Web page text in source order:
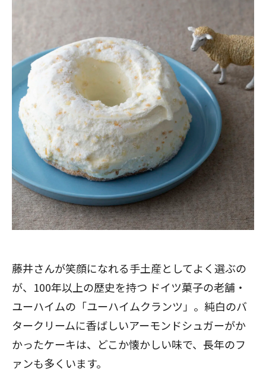
藤井さんが笑顔になれる手土産としてよく選ぶの
が、100年以上の歴史を持つ ドイツ菓子の老舗・
ユーハイムの「ユーハイムクランツ」。純白のバ
タークリームに香ばしいアーモンドシュガーがか
かったケーキは、どこか懐かしい味で、長年のフ
ァンも多くいます。